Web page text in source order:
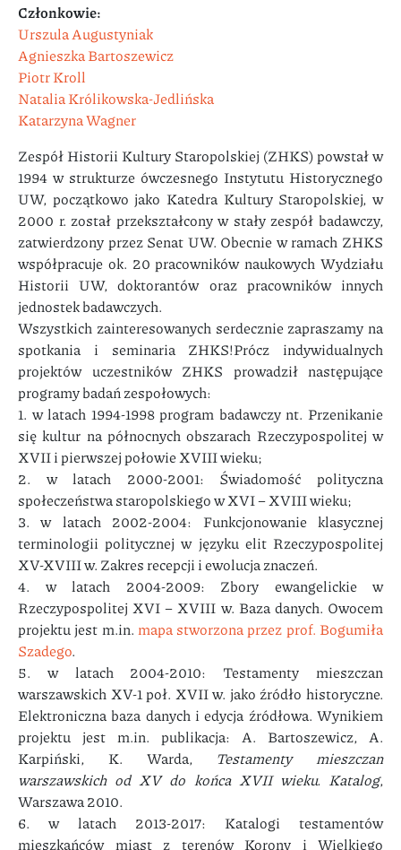
Członkowie:
Urszula Augustyniak
Agnieszka Bartoszewicz
Piotr Kroll
Natalia Królikowska-Jedlińska
Katarzyna Wagner
Zespół Historii Kultury Staropolskiej (ZHKS) powstał w
1994 w strukturze ówczesnego Instytutu Historycznego
UW, początkowo jako Katedra Kultury Staropolskiej, w
2000 r. został przekształcony w stały zespół badawczy,
zatwierdzony przez Senat UW. Obecnie w ramach ZHKS
współpracuje ok. 20 pracowników naukowych Wydziału
Historii UW, doktorantów oraz pracowników innych
jednostek badawczych.
Wszystkich zainteresowanych serdecznie zapraszamy na
spotkania i seminaria ZHKS!Prócz indywidualnych
projektów uczestników ZHKS prowadził następujące
programy badań zespołowych:
1. w latach 1994-1998 program badawczy nt. Przenikanie
się kultur na północnych obszarach Rzeczypospolitej w
XVII i pierwszej połowie XVIII wieku;
2. w latach 2000-2001: Świadomość polityczna
społeczeństwa staropolskiego w XVI – XVIII wieku;
3. w latach 2002-2004: Funkcjonowanie klasycznej
terminologii politycznej w języku elit Rzeczypospolitej
XV-XVIII w. Zakres recepcji i ewolucja znaczeń.
4. w latach 2004-2009: Zbory ewangelickie w
Rzeczypospolitej XVI – XVIII w. Baza danych. Owocem
projektu jest m.in. mapa stworzona przez prof. Bogumiła
Szadego.
5. w latach 2004-2010: Testamenty mieszczan
warszawskich XV-1 poł. XVII w. jako źródło historyczne.
Elektroniczna baza danych i edycja źródłowa. Wynikiem
projektu jest m.in. publikacja: A. Bartoszewicz, A.
Karpiński, K. Warda, Testamenty mieszczan
warszawskich od XV do końca XVII wieku. Katalog,
Warszawa 2010.
6. w latach 2013-2017: Katalogi testamentów
mieszkańców miast z terenów Korony i Wielkiego